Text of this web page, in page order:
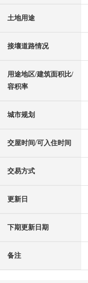
土地用途
接壤道路情况
用途地区/建筑面积比/
容积率
城市规划
交屋时间/可入住时间
交易方式
更新日
下期更新日期
备注